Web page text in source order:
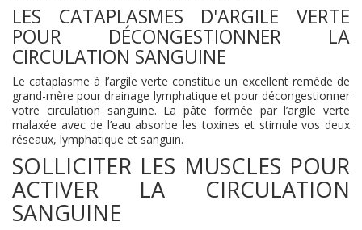
LES CATAPLASMES D'ARGILE VERTE
POUR DÉCONGESTIONNER LA
CIRCULATION SANGUINE
Le cataplasme à l’argile verte constitue un excellent remède de
grand-mère pour drainage lymphatique et pour décongestionner
votre circulation sanguine. La pâte formée par l’argile verte
malaxée avec de l’eau absorbe les toxines et stimule vos deux
réseaux, lymphatique et sanguin.
SOLLICITER LES MUSCLES POUR
ACTIVER LA CIRCULATION
SANGUINE